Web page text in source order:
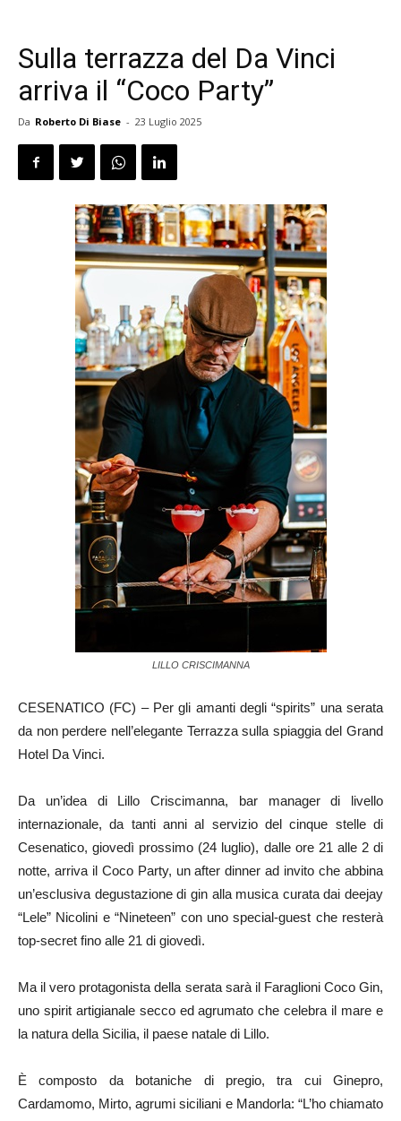
Sulla terrazza del Da Vinci
arriva il “Coco Party”
Da Roberto Di Biase - 23 Luglio 2025
LILLO CRISCIMANNA
CESENATICO (FC) – Per gli amanti degli “spirits” una serata
da non perdere nell’elegante Terrazza sulla spiaggia del Grand
Hotel Da Vinci.
Da un’idea di Lillo Criscimanna, bar manager di livello
internazionale, da tanti anni al servizio del cinque stelle di
Cesenatico, giovedì prossimo (24 luglio), dalle ore 21 alle 2 di
notte, arriva il Coco Party, un after dinner ad invito che abbina
un’esclusiva degustazione di gin alla musica curata dai deejay
“Lele” Nicolini e “Nineteen” con uno special-guest che resterà
top-secret fino alle 21 di giovedì.
Ma il vero protagonista della serata sarà il Faraglioni Coco Gin,
uno spirit artigianale secco ed agrumato che celebra il mare e
la natura della Sicilia, il paese natale di Lillo.
È composto da botaniche di pregio, tra cui Ginepro,
Cardamomo, Mirto, agrumi siciliani e Mandorla: “L’ho chiamato